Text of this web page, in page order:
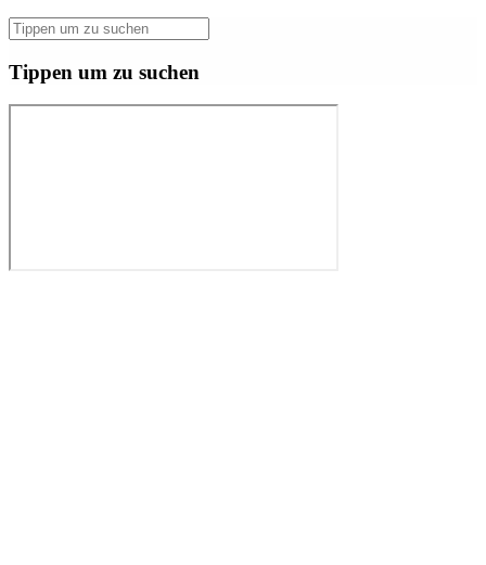
Tippen um zu suchen